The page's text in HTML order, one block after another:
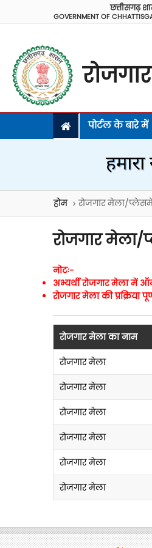
छत्तीसगढ़
GOVERNMENT OF
पोर्टल के बारे में
होम रोजगार मेला/
रोजगार
नोटः-
अभ्यर्थी रोजगार मेला में
रोजगार मेला की
रोजगार मेला का नाम
रोजगार मेला
रोजगार मेला
रोजगार मेला
रोजगार मेला
रोजगार मेला
रोजगार मेला